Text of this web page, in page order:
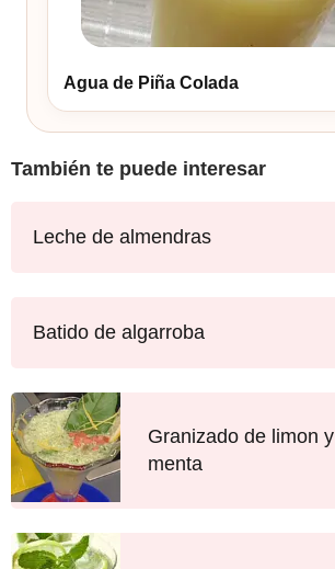
Agua de Piña Colada
También te puede interesar
Leche de almendras
Batido de algarroba
Granizado de limon y
menta